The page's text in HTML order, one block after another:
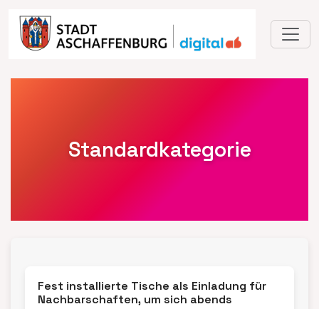
Standardkategorie
Fest installierte Tische als Einladung für
Nachbarschaften, um sich abends